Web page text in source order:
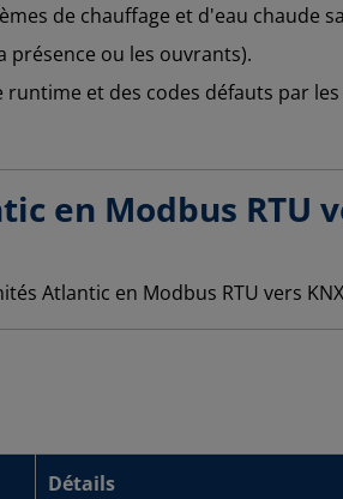
de chauffage et d'eau chaude
présence ou les ouvrants).
runtime et des codes défauts par
en Modbus RTU
Détails